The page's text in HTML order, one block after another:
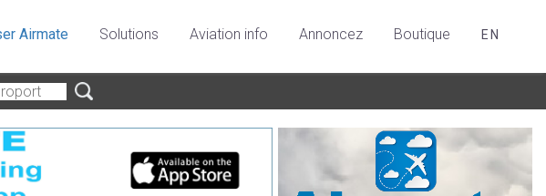
Airmate Solutions Aviation info Annoncez Boutique EN